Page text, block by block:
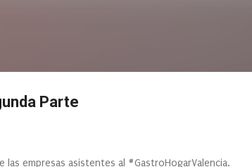
Parte
empresas asistentes al #GastroHogarValencia.